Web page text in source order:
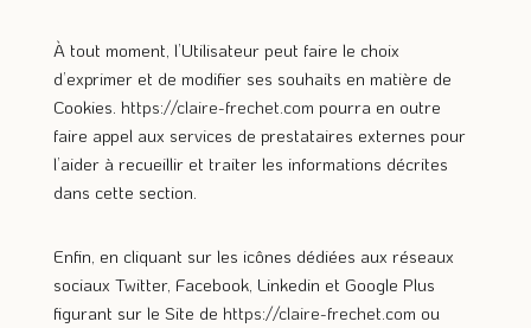
À tout moment, l’Utilisateur peut faire le choix
d’exprimer et de modifier ses souhaits en matière de
Cookies. https://claire-frechet.com pourra en outre
faire appel aux services de prestataires externes pour
l’aider à recueillir et traiter les informations décrites
dans cette section.
Enfin, en cliquant sur les icônes dédiées aux réseaux
sociaux Twitter, Facebook, Linkedin et Google Plus
figurant sur le Site de https://claire-frechet.com ou